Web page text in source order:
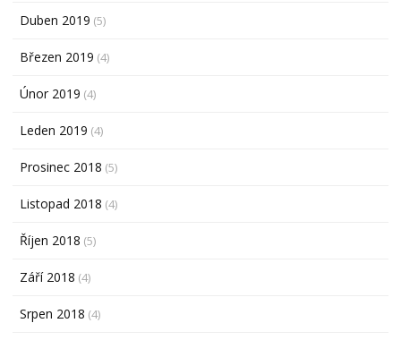
Duben 2019 (5)
Březen 2019 (4)
Únor 2019 (4)
Leden 2019 (4)
Prosinec 2018 (5)
Listopad 2018 (4)
Říjen 2018 (5)
Září 2018 (4)
Srpen 2018 (4)